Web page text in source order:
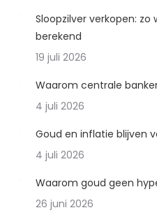
Sloopzilver verkopen: zo
berekend
19 juli 2026
Waarom centrale
4 juli 2026
Goud en inflatie blijven
4 juli 2026
Waarom goud geen
26 juni 2026